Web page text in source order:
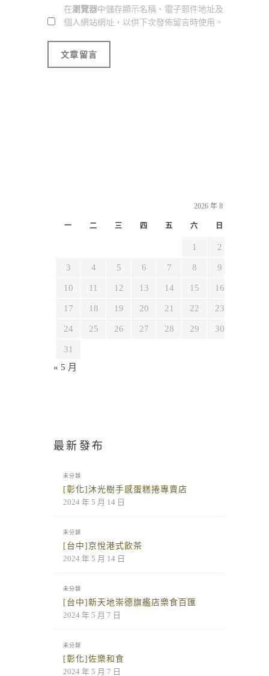
在瀏覽器中儲存顯示名稱、電子郵件地址及
個人網站網址，以供下次發佈留言時使用。
2026 年 8 月
一 二 三 四 五 六 日
1 2
3 4 5 6 7 8 9
10 11 12 13 14 15 16
17 18 19 20 21 22 23
24 25 26 27 28 29 30
31
« 5 月
最新發布
未分類
[彰化]沐光樹手感蛋糕捲專賣店
2024 年 5 月 14 日
未分類
[台中]京悅港式飲茶
2024 年 5 月 14 日
未分類
[台中]新天地崇德旗艦店樂食百匯
2024 年 5 月 7 日
未分類
[彰化]佐樂和食
2024 年 5 月 7 日